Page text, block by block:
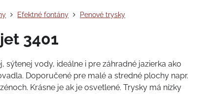
Efektné fontány Penové trysky
3401
sýtenej vody, ideálne i pre záhradné jazierka ako
Doporučené pre malé a stredné plochy napr.
Krásne je ak je osvetlené. Trysky má nízky